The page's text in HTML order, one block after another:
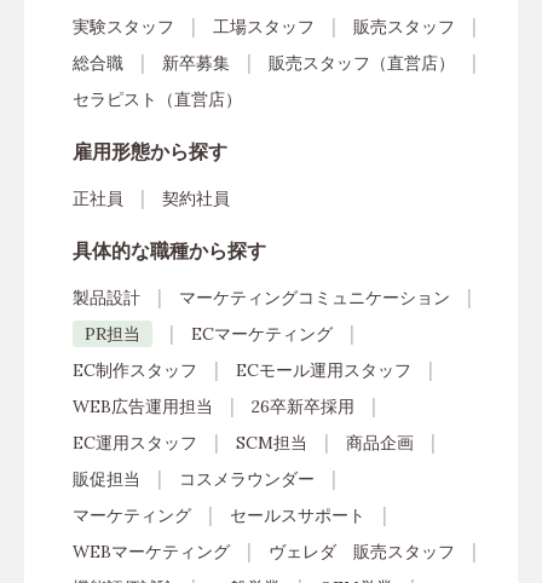
実験スタッフ 工場スタッフ
販売スタッフ
総合職
新卒募集
販売スタッフ（直営店）
セラピスト（直営店）
雇用形態から探す
正社員 契約社員
具体的な職種から探す
製品設計
マーケティングコミュニケーション
PR担当
ECマーケティング
EC制作スタッフ
ECモール運用スタッフ
WEB広告運用担当
26卒新卒採用
EC運用スタッフ
SCM担当
商品企画
販促担当
コスメラウンダー
マーケティング
セールスサポート
WEBマーケティング
ヴェレダ 販売スタッフ